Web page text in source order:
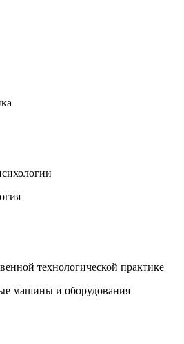
технологической практике
машины и оборудования